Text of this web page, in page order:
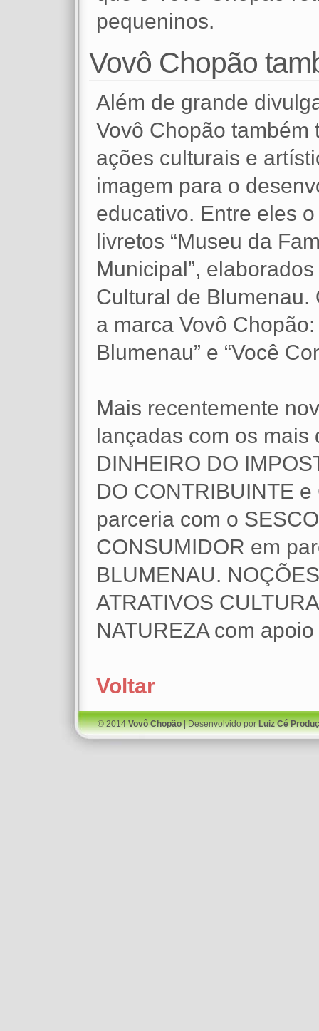
pequeninos.
Vovô Chopão
Além de grande
Vovô Chopão também
ações culturais e
imagem para o
educativo. Entre eles
livretos “Museu da
Municipal”,
Cultural de Blumenau.
a marca Vovô
Blumenau” e “Você
Mais recentemente
lançadas com os mais
DINHEIRO DO
DO CONTRIBUINTE
parceria com o
CONSUMIDOR em
BLUMENAU.
ATRATIVOS
NATUREZA com
Voltar
© 2014Vovô Chopão| Desenvolvido porLuiz Cé